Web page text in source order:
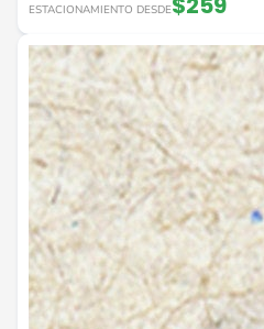
ESTACIONAMIENTO DESDE